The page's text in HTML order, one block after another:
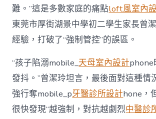
難。”這是多數家庭的痛點loft風室內
東莞市厚街湖景中學初二學生家長曾
經驗，打破了“強制管控”的誤區。
“孩子陷溺mobile_天母室內設計phone
發抖。”曾潔玲坦言，最後面對這種情
強行奪mobile_p牙醫診所設計hone，
很快發現“越強制，對抗越劇烈中醫診